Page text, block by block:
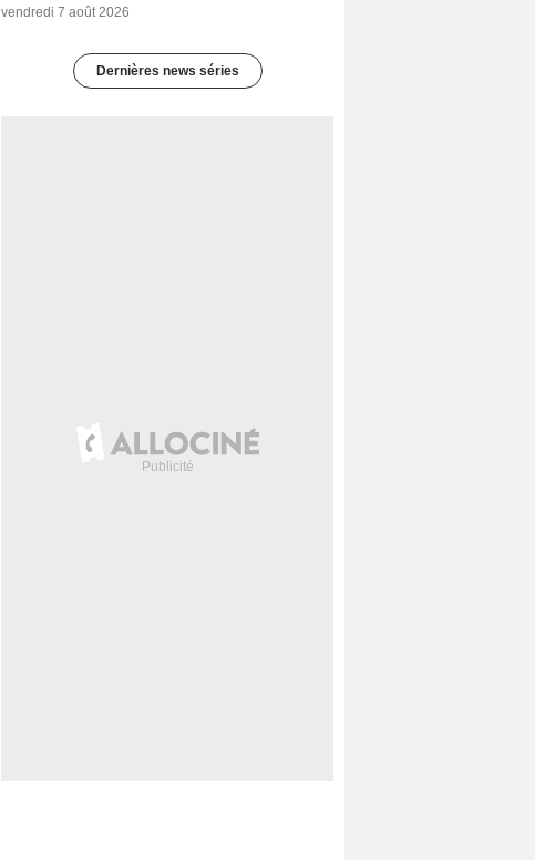
vendredi 7 août 2026
Dernières news séries